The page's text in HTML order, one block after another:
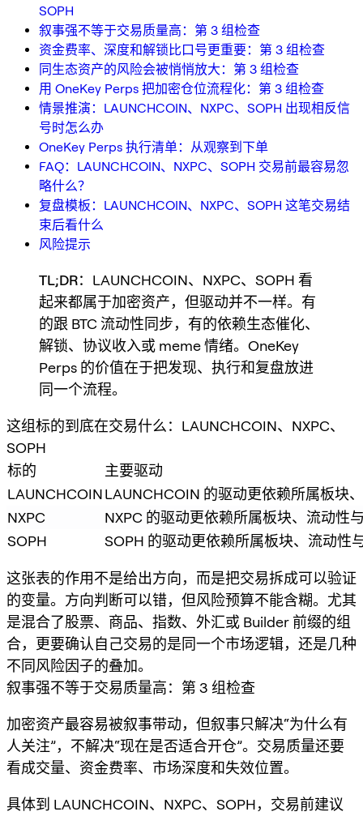
SOPH
叙事强不等于交易质量高：第 3 组检查
资金费率、深度和解锁比口号更重要：第 3 组检查
同生态资产的风险会被悄悄放大：第 3 组检查
用 OneKey Perps 把加密仓位流程化：第 3 组检查
情景推演：LAUNCHCOIN、NXPC、SOPH 出现相反信
号时怎么办
OneKey Perps 执行清单：从观察到下单
FAQ：LAUNCHCOIN、NXPC、SOPH 交易前最容易忽
略什么？
复盘模板：LAUNCHCOIN、NXPC、SOPH 这笔交易结
束后看什么
风险提示
TL;DR：LAUNCHCOIN、NXPC、SOPH 看
起来都属于加密资产，但驱动并不一样。有
的跟 BTC 流动性同步，有的依赖生态催化、
解锁、协议收入或 meme 情绪。OneKey
Perps 的价值在于把发现、执行和复盘放进
同一个流程。
这组标的到底在交易什么：LAUNCHCOIN、NXPC、
SOPH
标的
主要驱动
LAUNCHCOINLAUNCHCOIN 的驱动更依赖所属板块
NXPC
NXPC 的驱动更依赖所属板块、流动性
SOPH
SOPH 的驱动更依赖所属板块、流动性
这张表的作用不是给出方向，而是把交易拆成可以验证
的变量。方向判断可以错，但风险预算不能含糊。尤其
是混合了股票、商品、指数、外汇或 Builder 前缀的组
合，更要确认自己交易的是同一个市场逻辑，还是几种
不同风险因子的叠加。
叙事强不等于交易质量高：第 3 组检查
加密资产最容易被叙事带动，但叙事只解决“为什么有
人关注”，不解决“现在是否适合开仓”。交易质量还要
看成交量、资金费率、市场深度和失效位置。
具体到 LAUNCHCOIN、NXPC、SOPH，交易前建议